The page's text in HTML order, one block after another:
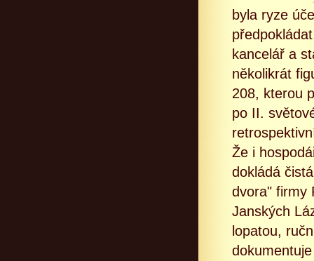
byla ryze
kancelář a
několikrát
208, kterou
po II.
Že i
dokládá
dvora" firmy
Janských
lopatou,